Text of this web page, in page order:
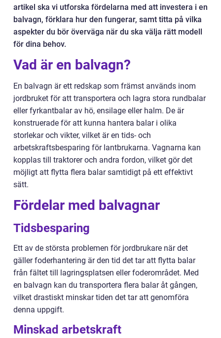
artikel ska vi utforska fördelarna med att investera i en
balvagn, förklara hur den fungerar, samt titta på vilka
aspekter du bör överväga när du ska välja rätt modell
för dina behov.
Vad är en balvagn?
En balvagn är ett redskap som främst används inom
jordbruket för att transportera och lagra stora rundbalar
eller fyrkantbalar av hö, ensilage eller halm. De är
konstruerade för att kunna hantera balar i olika
storlekar och vikter, vilket är en tids- och
arbetskraftsbesparing för lantbrukarna. Vagnarna kan
kopplas till traktorer och andra fordon, vilket gör det
möjligt att flytta flera balar samtidigt på ett effektivt
sätt.
Fördelar med balvagnar
Tidsbesparing
Ett av de största problemen för jordbrukare när det
gäller foderhantering är den tid det tar att flytta balar
från fältet till lagringsplatsen eller foderområdet. Med
en balvagn kan du transportera flera balar åt gången,
vilket drastiskt minskar tiden det tar att genomföra
denna uppgift.
Minskad arbetskraft